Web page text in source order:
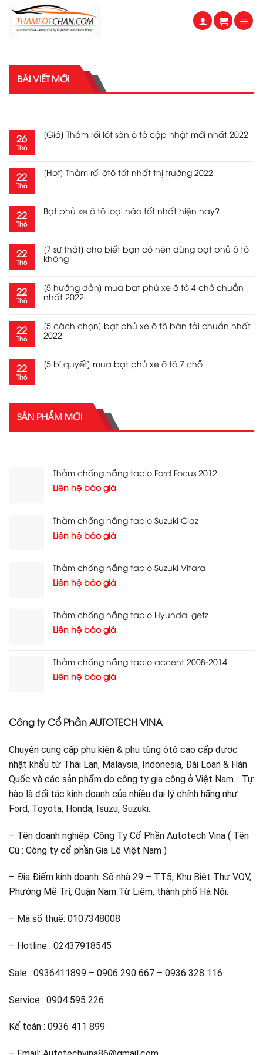
Skip
Công ty Cổ Phần AUTOTECH VINA
Chuyên cung cấp phụ kiện & phụ tùng ôtô cao cấp được
nhật khẩu từ Thái Lan, Malaysia, Indonesia, Đài Loan & Hàn
Quốc và các sản phẩm do công ty gia công ở Việt Nam… Tự
hào là đối tác kinh doanh của nhiều đại lý chính hãng như
Ford, Toyota, Honda, Isuzu, Suzuki.
– Tên doanh nghiệp: Công Ty Cổ Phần Autotech Vina ( Tên
Cũ : Công ty cổ phần Gia Lê Việt Nam )
– Địa Điểm kinh doanh: Số nhà 29 – TT5, Khu Biệt Thự VOV,
Phường Mễ Trì, Quận Nam Từ Liêm, thành phố Hà Nội.
– Mã số thuế: 0107348008
– Hotline : 02437918545
Sale : 0936411899 – 0906 290 667 – 0936 328 116
Service : 0904 595 226
Kế toán : 0936 411 899
BÀI VIẾT MỚI
26
Th6
[Giá] Thảm rối lót sàn ô tô cập nhật mới nhất 2022
22
Th6
[Hot] Thảm rối ôtô tốt nhất thị trường 2022
22
Th6
Bạt phủ xe ô tô loại nào tốt nhất hiện nay?
22
Th6
[7 sự thật] cho biết bạn có nên dùng bạt phủ ô tô
không
22
Th6
[5 hướng dẫn] mua bạt phủ xe ô tô 4 chỗ chuẩn
nhất 2022
22
Th6
[5 cách chọn] bạt phủ xe ô tô bán tải chuẩn nhất
2022
22
Th6
[5 bí quyết] mua bạt phủ xe ô tô 7 chỗ
SẢN PHẨM MỚI
Thảm chống nắng taplo Ford Focus 2012
Liên hệ báo giá
Thảm chống nắng taplo Suzuki Ciaz
Liên hệ báo giá
Thảm chống nắng taplo Suzuki Vitara
Liên hệ báo giá
Thảm chống nắng taplo Hyundai getz
Liên hệ báo giá
Thảm chống nắng taplo accent 2008-2014
Liên hệ báo giá